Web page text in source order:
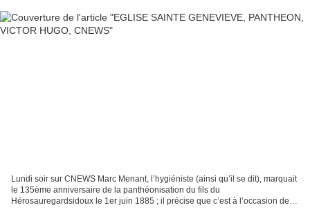
Lundi soir sur CNEWS Marc Menant, l’hygiéniste (ainsi qu’il se dit), marquait
le 135ème anniversaire de la panthéonisation du fils du
Hérosauregardsidoux le 1er juin 1885 ; il précise que c’est à l’occasion de